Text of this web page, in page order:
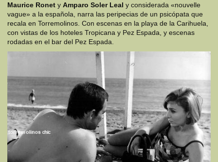
Maurice Ronet y Amparo Soler Leal y considerada «nouvelle
vague» a la española, narra las peripecias de un psicópata que
recala en Torremolinos. Con escenas en la playa de la Carihuela,
con vistas de los hoteles Tropicana y Pez Espada, y escenas
rodadas en el bar del Pez Espada.